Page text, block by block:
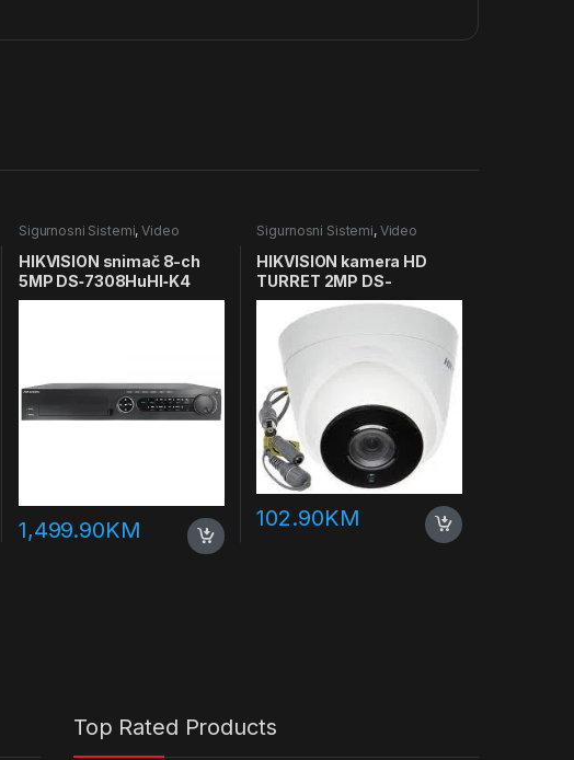
Sigurnosni Sistemi,Video
Nadzor
HIKVISION snimač 8-ch
5MP DS‐7308HuHI‐K4
1,499.90KM
Sigurnosni Sistemi, Video
Nadzor
HIKVISION kamera HD
TURRET 2MP DS-
2CE56D0T-IT3F
102.90KM
Top Rated Products